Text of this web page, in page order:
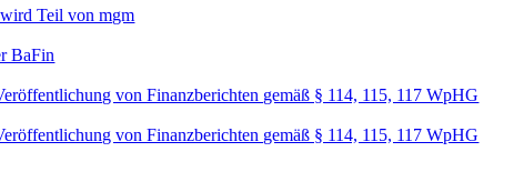
Teil von mgm
BaFin
von Finanzberichten gemäß § 114, 115, 117 WpHG
von Finanzberichten gemäß § 114, 115, 117 WpHG